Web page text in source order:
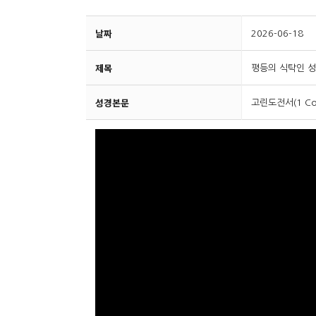
날짜 2026-06-18
제목 평등의 식탁인
성경본문 고린도전서(1